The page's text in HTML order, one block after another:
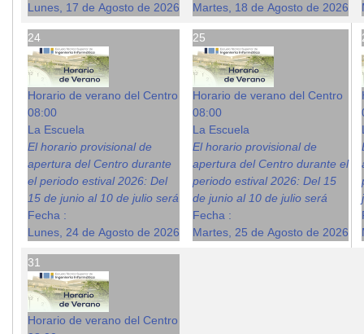
Lunes, 17 de Agosto de 2026
Martes, 18 de Agosto de 2026
24
Horario de verano del Centro
08:00
La Escuela
El horario provisional de
apertura del Centro durante
el periodo estival 2026: Del
15 de junio al 10 de julio será
Fecha :
Lunes, 24 de Agosto de 2026
25
Horario de verano del Centro
08:00
La Escuela
El horario provisional de
apertura del Centro durante el
periodo estival 2026: Del 15
de junio al 10 de julio será
Fecha :
Martes, 25 de Agosto de 2026
31
Horario de verano del Centro